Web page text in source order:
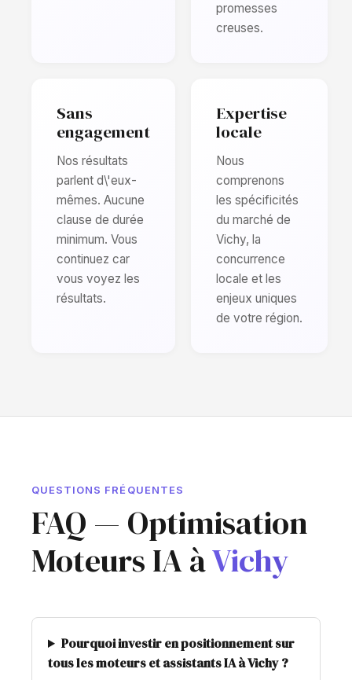
promesses
creuses.
Sans
engagement
Nos résultats
parlent d\'eux-
mêmes. Aucune
clause de durée
minimum. Vous
continuez car
vous voyez les
résultats.
Expertise
locale
Nous
comprenons
les spécificités
du marché de
Vichy, la
concurrence
locale et les
enjeux uniques
de votre région.
QUESTIONS FRÉQUENTES
FAQ — Optimisation
Moteurs IA àVichy
Pourquoi investir en positionnement sur
tous les moteurs et assistants IA à Vichy ?